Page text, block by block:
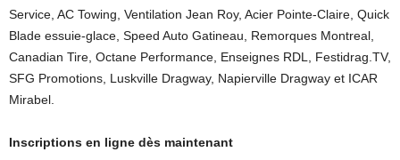
Service, AC Towing, Ventilation Jean Roy, Acier Pointe-Claire, Quick
Blade essuie-glace, Speed Auto Gatineau, Remorques Montreal,
Canadian Tire, Octane Performance, Enseignes RDL, Festidrag.TV,
SFG Promotions, Luskville Dragway, Napierville Dragway et ICAR
Mirabel.
Inscriptions en ligne dès maintenant